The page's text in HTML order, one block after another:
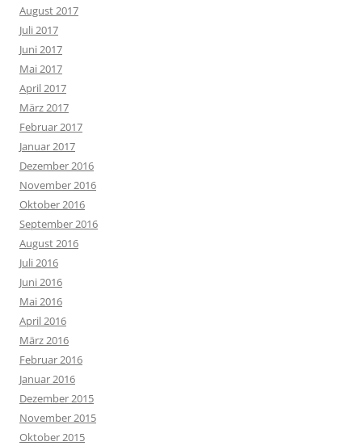
August 2017
Juli 2017
Juni 2017
Mai 2017
April 2017
März 2017
Februar 2017
Januar 2017
Dezember 2016
November 2016
Oktober 2016
September 2016
August 2016
Juli 2016
Juni 2016
Mai 2016
April 2016
März 2016
Februar 2016
Januar 2016
Dezember 2015
November 2015
Oktober 2015